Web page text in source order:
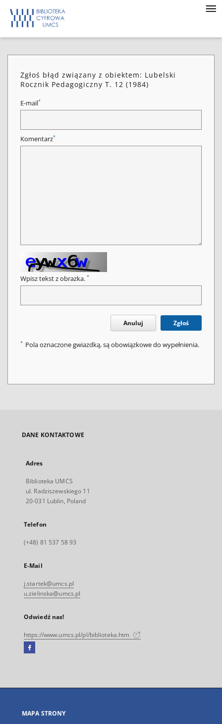
Zgłoś błąd związany z obiektem: Lubelski
Rocznik Pedagogiczny T. 12 (1984)
E-mail*
Komentarz*
Wpisz tekst z obrazka. *
Anuluj Zgłoś
* Pola oznaczone gwiazdką, są obowiązkowe do wypełnienia.
DANE KONTAKTOWE
Adres
Biblioteka UMCS
ul. Radziszewskiego 11
20-031 Lublin, Poland
Telefon
(+48) 81 537 58 93
E-Mail
j.startek@umcs.pl
u.zielinska@umcs.pl
Odwiedź nas!
https://www.umcs.pl/pl/biblioteka.htm
Facebook
się
karcie
MAPA STRONY